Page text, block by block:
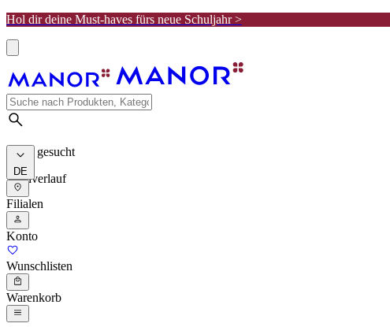
Hol dir deine Must-haves fürs neue Schuljahr >
Meist gesucht
Suchverlauf
DE
Filialen
Konto
Wunschlisten
Warenkorb